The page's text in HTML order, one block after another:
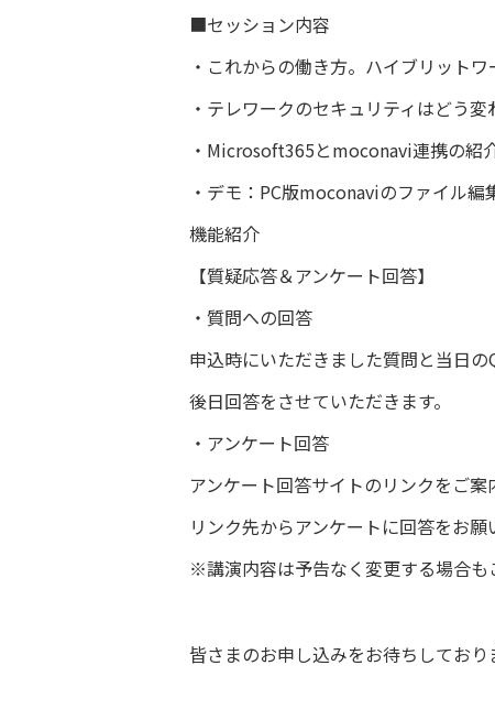
■セッション内容
・これからの働き方。ハイブリットワ
・テレワークのセキュリティはどう変
・Microsoft365とmoconavi連携の紹
・デモ：PC版moconaviのファイル
機能紹介
【質疑応答＆アンケート回答】
・質問への回答
申込時にいただきました質問と当日の
後日回答をさせていただきます。
・アンケート回答
アンケート回答サイトのリンクをご案
リンク先からアンケートに回答をお願
※講演内容は予告なく変更する場合も
皆さまのお申し込みをお待ちしており